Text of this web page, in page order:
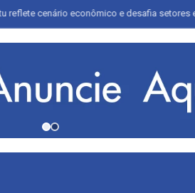
econômico e desafia setores estratégicos